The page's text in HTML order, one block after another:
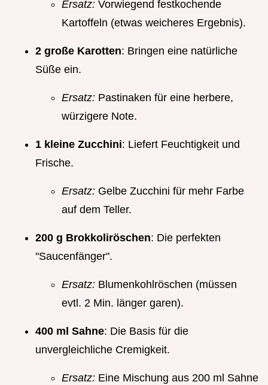
Ersatz: Vorwiegend festkochende
Kartoffeln (etwas weicheres Ergebnis).
2 große Karotten: Bringen eine natürliche
Süße ein.
Ersatz: Pastinaken für eine herbere,
würzigere Note.
1 kleine Zucchini: Liefert Feuchtigkeit und
Frische.
Ersatz: Gelbe Zucchini für mehr Farbe
auf dem Teller.
200 g Brokkoliröschen: Die perfekten
"Saucenfänger".
Ersatz: Blumenkohlröschen (müssen
evtl. 2 Min. länger garen).
400 ml Sahne: Die Basis für die
unvergleichliche Cremigkeit.
Ersatz: Eine Mischung aus 200 ml Sahne